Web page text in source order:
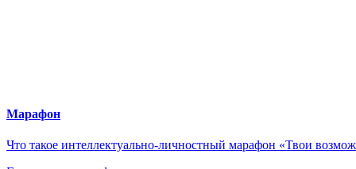
Марафон
Что такое интеллектуально-личностный марафон «Твои